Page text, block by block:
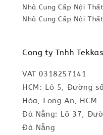
Nhà Cung Cấp Nội
Nhà Cung Cấp Nội
Cong ty Tnhh
VAT 0318257141
HCM: Lô 5, Đường
Hòa, Long An, HCM
Đà Nẵng: Lô 37,
Đà Nẵng